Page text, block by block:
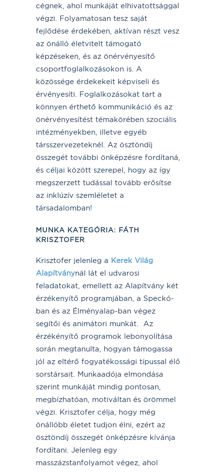
cégnek, ahol munkáját elhivatottsággal
végzi. Folyamatosan tesz saját
fejlődése érdekében, aktívan részt vesz
az önálló életvitelt támogató
képzéseken, és az önérvényesítő
csoportfoglalkozásokon is. A
közössége érdekekeit képviseli és
érvényesíti. Foglalkozásokat tart a
könnyen érthető kommunikáció és az
önérvényesítést témakörében szociális
intézményekben, illetve egyéb
társszervezeteknél. Az ösztöndíj
összegét további önképzésre fordítaná,
és céljai között szerepel, hogy az így
megszerzett tudással tovább erősítse
az inklúzív szemléletet a
társadalomban!
MUNKA KATEGÓRIA: FÁTH
KRISZTOFER
Krisztofer jelenleg a Kerek Világ
Alapítványnál lát el udvarosi
feladatokat, emellett az Alapítvány két
érzékenyítő programjában, a Speckó-
ban és az Élményalap-ban végez
segítői és animátori munkát. Az
érzékényítő programok lebonyolítása
során megtanulta, hogyan támogassa
jól az eltérő fogyatékossági típussal élő
sorstársait. Munkaadója elmondása
szerint munkáját mindig pontosan,
megbízhatóan, motiváltan és örömmel
végzi. Krisztofer célja, hogy még
önállóbb életet tudjon élni, ezért az
ösztöndíj összegét önképzésre kívánja
fordítani. Jelenleg egy
masszázstanfolyamot végez, ahol